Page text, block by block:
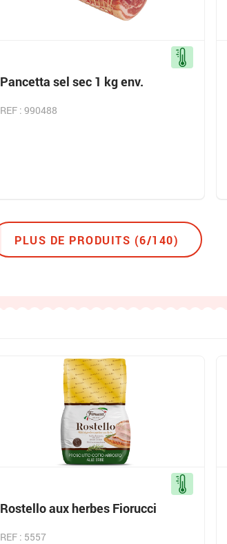
Pancetta sel sec 1 kg env.
REF : 990488
PLUS DE PRODUITS (6/140)
Rostello aux herbes Fiorucci
REF : 5557